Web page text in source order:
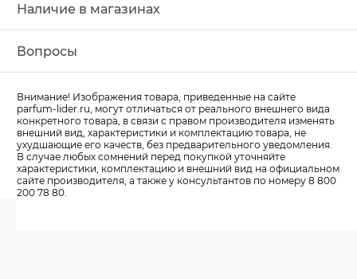
Наличие в магазинах
Вопросы
Внимание! Изображения товара, приведенные на сайте
parfum-lider.ru, могут отличаться от реального внешнего вида
конкретного товара, в связи с правом производителя изменять
внешний вид, характеристики и комплектацию товара, не
ухудшающие его качеств, без предварительного уведомления.
В случае любых сомнений перед покупкой уточняйте
характеристики, комплектацию и внешний вид на официальном
сайте производителя, а также у консультантов по номеру 8 800
200 78 80.